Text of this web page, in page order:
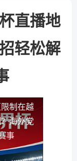
直播地
轻松解
制 在越
海外党
事